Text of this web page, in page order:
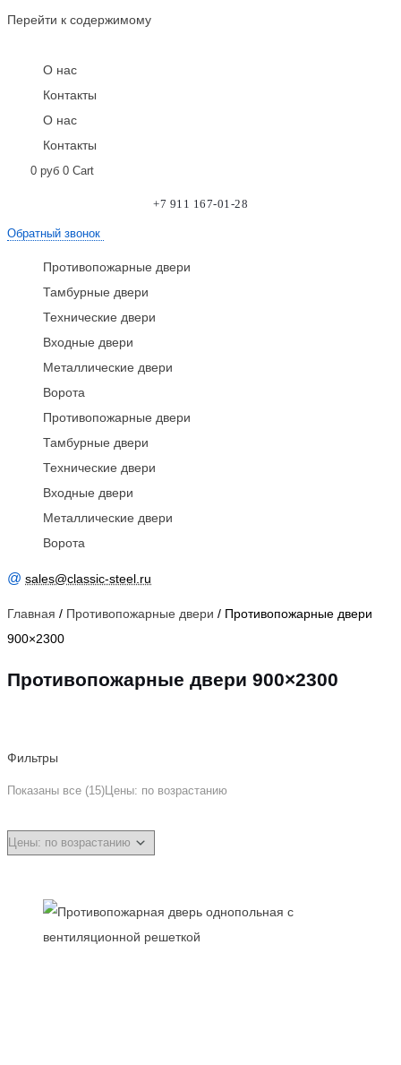
Перейти к содержимому
О нас
Контакты
О нас
Контакты
0 руб 0 Cart
+7 911 167-01-28
Обратный звонок
Противопожарные двери
Тамбурные двери
Технические двери
Входные двери
Металлические двери
Ворота
Противопожарные двери
Тамбурные двери
Технические двери
Входные двери
Металлические двери
Ворота
@ sales@classic-steel.ru
Главная / Противопожарные двери / Противопожарные двери
900×2300
Противопожарные двери 900×2300
Фильтры
Показаны все (15) Цены: по возрастанию